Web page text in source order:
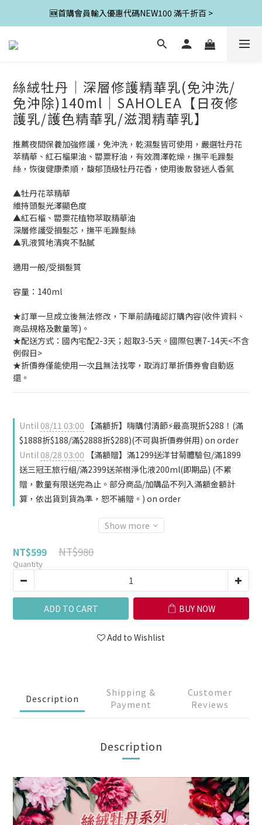
🆕首購會員輸入優惠代碼NEW100 滿千折百 >
絲絨牡丹│深層修護精華乳(免沖洗/
免沖除)140ml│SAHOLEA【日夜修
護乳/護色精華乳/滋潤精華乳】
推薦夜間保養加強修護，免沖洗，乾濕髮皆可使用，嚴選牡丹花
萃精華、紅石榴果油、罌粟籽油，有效潤澤乾燥，撫平毛躁髮
絲，恢復健康柔順，馥郁頂級牡丹花香，使用後散發迷人香氣
▲牡丹花萃精華
維持頭髮光澤顯色度
▲紅石榴、罌粟花植物萃取精華油
深層修護受損髮芯，撫平毛躁髮絲
▲乳液質地清爽不黏膩
適用一般/受損髮質
容量：140ml
★訂單一旦成立後無法修改，下單前請確認訂購內容(收件資料、
商品規格及數量等)。
★配送方式：國內宅配2-3天；超取3-5天。國際包裹7-14天<不含
例假日>
★折價券僅能使用一次且無法找零，取消訂單折價券會自動返
還。
Until08/11 03:00 【滿額折】嗨購付清節⚡最高現折$288！(滿
$1888折$188/滿$2888折$288)(不可與折價券併用) on order
Until08/28 03:00 【滿額贈】滿1299送洋甘菊體驗包/滿1899
送三冠王旅行組/滿2399送茶樹淨化液200ml(即期品) (不累
贈，數量有限送完為止。部分商品/加購品不列入滿額金額計
算，依出貨到貨為準，恕不補贈。) on order
Show more
NT$599 NT$980
Quantity
ADD TO CART BUY NOW
Add to Wishlist
Description
Shipping &
Payment
Customer
Reviews
Description